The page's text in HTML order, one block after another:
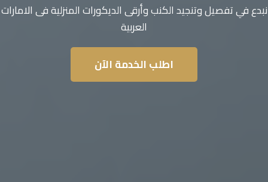
نبدع في تفصيل وتنجيد الكنب وأرقى الديكورات المنزلية فى الامارات
العربية
اطلب الخدمة الآن